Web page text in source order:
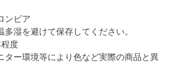
ンビア
湿を避けて保存してください。
度
ー環境等により色など実際の商品と異